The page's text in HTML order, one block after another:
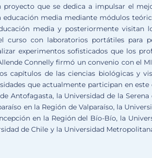
que se dedica a impulsar el
educación media mediante módulos
media y posteriormente visitan
curso con laboratorios portátiles para
experimentos sofisticados que los
Connelly firmó un convenio con el
capítulos de las ciencias biológicas y
que actualmente participan en este
Antofagasta, la Universidad de la Serena
en la Región de Valparaíso, la
en la Región del Bío-Bío, la
de Chile y la Universidad